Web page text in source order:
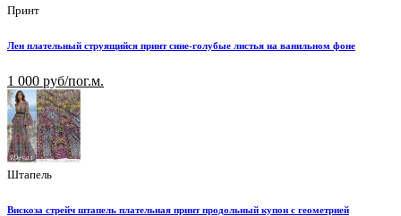
Принт
Лен плательный струящийся принт сине-голубые листья на ванильном фоне
1 000 руб/пог.м.
Штапель
Вискоза стрейч штапель плательная принт продольный купон с геометрией